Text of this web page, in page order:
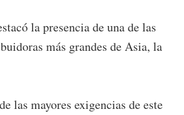
la presencia de una de las
más grandes de Asia, la
las mayores exigencias de este